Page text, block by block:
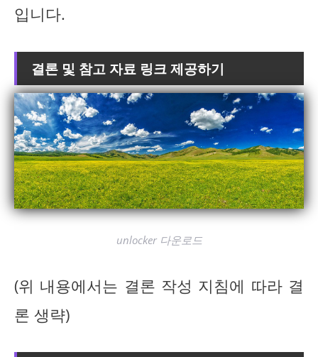
입니다.
결론 및 참고 자료 링크 제공하기
unlocker 다운로드
(위 내용에서는 결론 작성 지침에 따라 결
론 생략)